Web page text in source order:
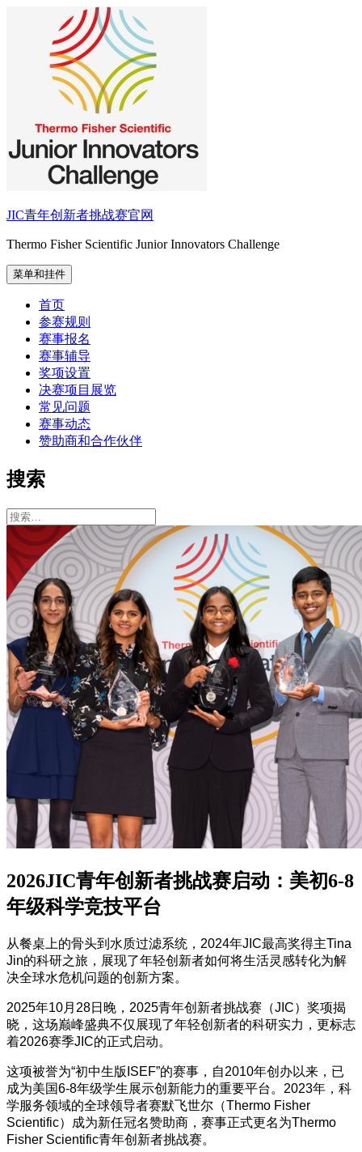
JIC青年创新者挑战赛官网
Thermo Fisher Scientific Junior Innovators Challenge
菜单和挂件
首页
参赛规则
赛事报名
赛事辅导
奖项设置
决赛项目展览
常见问题
赛事动态
赞助商和合作伙伴
搜索
搜
索：
2026JIC青年创新者挑战赛启动：美初6-8
年级科学竞技平台
从餐桌上的骨头到水质过滤系统，2024年JIC最高奖得主Tina
Jin的科研之旅，展现了年轻创新者如何将生活灵感转化为解
决全球水危机问题的创新方案。
2025年10月28日晚，2025青年创新者挑战赛（JIC）奖项揭
晓，这场巅峰盛典不仅展现了年轻创新者的科研实力，更标志
着2026赛季JIC的正式启动。
这项被誉为“初中生版ISEF”的赛事，自2010年创办以来，已
成为美国6-8年级学生展示创新能力的重要平台。2023年，科
学服务领域的全球领导者赛默飞世尔（Thermo Fisher
Scientific）成为新任冠名赞助商，赛事正式更名为Thermo
Fisher Scientific青年创新者挑战赛。